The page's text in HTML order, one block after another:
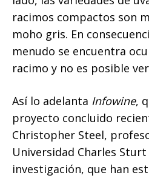
racimos compactos son
moho gris. En
menudo se encuentra
racimo y no es posible
Así lo adelanta Infowine,
proyecto concluido
Christopher Steel,
Universidad Charles
investigación, que han